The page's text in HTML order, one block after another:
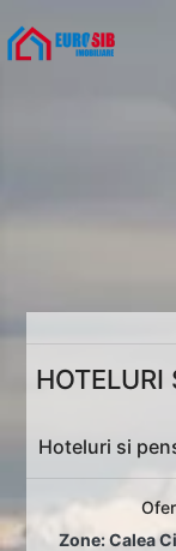
HOTELURI
Hoteluri si
Zone:Calea